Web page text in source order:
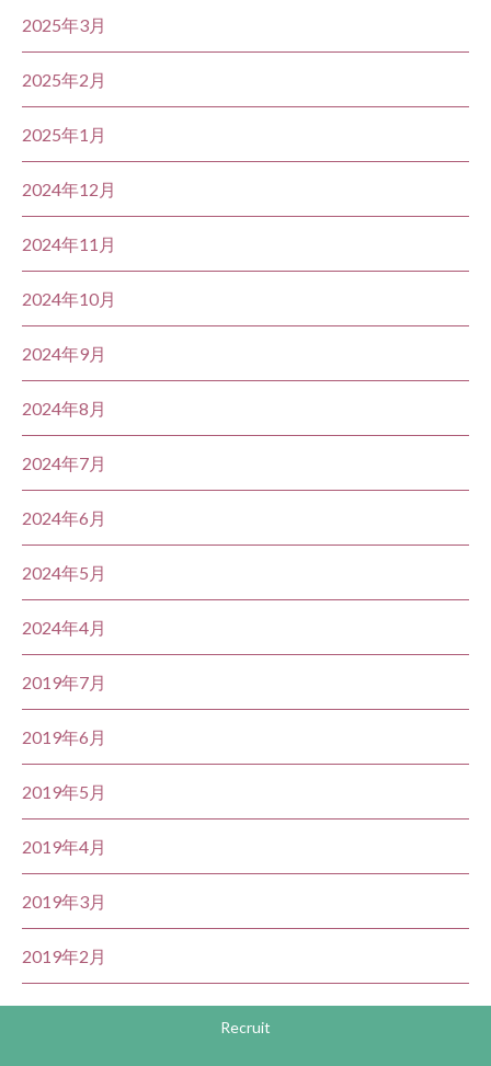
2025年3月
2025年2月
2025年1月
2024年12月
2024年11月
2024年10月
2024年9月
2024年8月
2024年7月
2024年6月
2024年5月
2024年4月
2019年7月
2019年6月
2019年5月
2019年4月
2019年3月
2019年2月
Recruit